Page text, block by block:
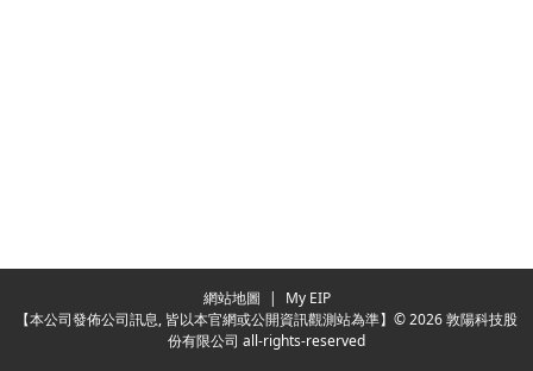
網站地圖 |
My EIP
【本公司發佈公司訊息, 皆以本官網或公開資訊觀測站為準】© 2026 敦陽科技股
份有限公司 all-rights-reserved